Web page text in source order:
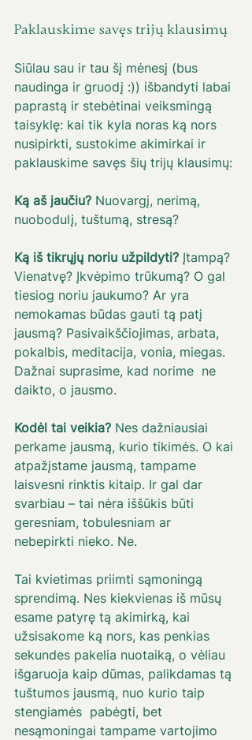
Paklauskime savęs trijų klausimų
Siūlau sau ir tau šį mėnesį (bus
naudinga ir gruodį :)) išbandyti labai
paprastą ir stebėtinai veiksmingą
taisyklę: kai tik kyla noras ką nors
nusipirkti, sustokime akimirkai ir
paklauskime savęs šių trijų klausimų:
Ką aš jaučiu? Nuovargį, nerimą,
nuobodulį, tuštumą, stresą?
Ką iš tikrųjų noriu užpildyti? Įtampą?
Vienatvę? Įkvėpimo trūkumą? O gal
tiesiog noriu jaukumo? Ar yra
nemokamas būdas gauti tą patį
jausmą? Pasivaikščiojimas, arbata,
pokalbis, meditacija, vonia, miegas.
Dažnai suprasime, kad norime  ne
daikto, o jausmo.
Kodėl tai veikia? Nes dažniausiai
perkame jausmą, kurio tikimės. O kai
atpažįstame jausmą, tampame
laisvesni rinktis kitaip. Ir gal dar
svarbiau – tai nėra iššūkis būti
geresniam, tobulesniam ar
nebepirkti nieko. Ne.
Tai kvietimas priimti sąmoningą
sprendimą. Nes kiekvienas iš mūsų
esame patyrę tą akimirką, kai
užsisakome ką nors, kas penkias
sekundes pakelia nuotaiką, o vėliau
išgaruoja kaip dūmas, palikdamas tą
tuštumos jausmą, nuo kurio taip
stengiamės  pabėgti, bet
nesąmoningai tampame vartojimo